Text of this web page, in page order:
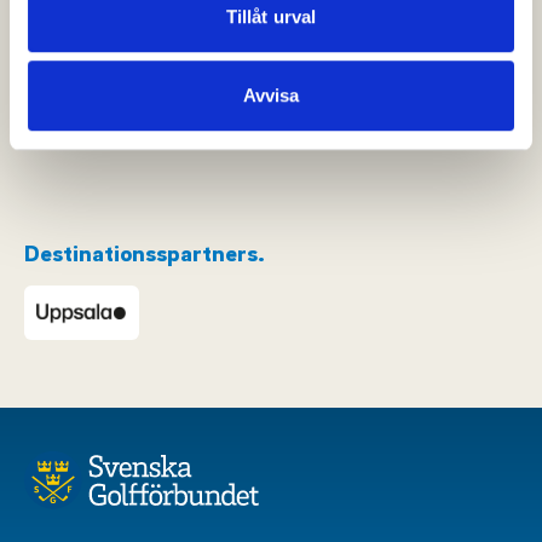
Dessa kan i sin tur kombinera informationen med annan
Tillåt urval
Avvisa
Destinationsspartners.